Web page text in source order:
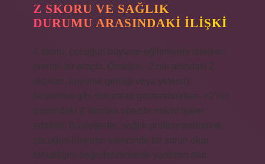
Z SKORU VE SAĞLIK
DURUMU ARASINDAKI İLIŞKI
Z skoru, çocuğun büyüme eğilimlerini izlerken
önemli bir araçtır. Örneğin, -2’nin altındaki Z
skorları, büyüme geriliği veya yetersiz
beslenme gibi durumları gösterebilirken, +2’nin
üzerindeki Z skorları obezite riskini işaret
edebilir. Bu değerler, sağlık profesyonellerine,
çocuğun büyüme sürecinde bir sorun olup
olmadığını değerlendirmede yardımcı olur.